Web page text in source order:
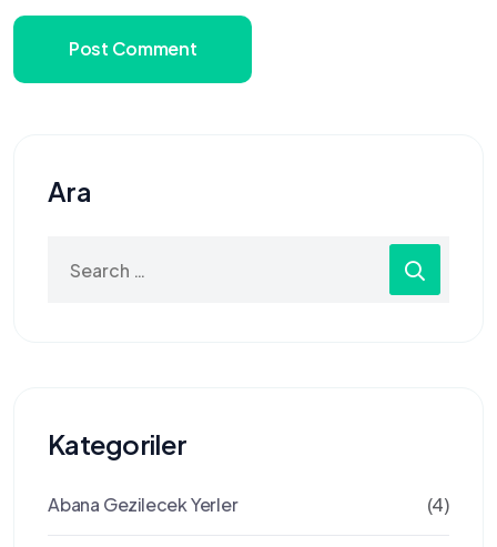
Post Comment
Ara
for:
Kategoriler
Abana Gezilecek Yerler (4)